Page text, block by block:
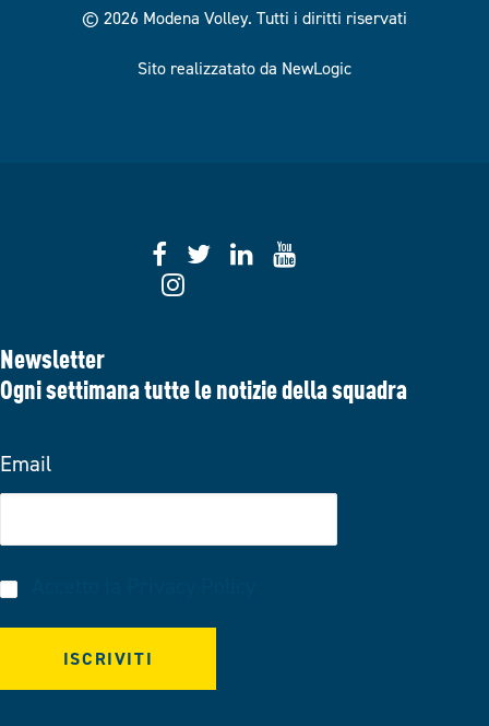
© 2026 Modena Volley. Tutti i diritti riservati
Sito realizzatato da NewLogic
Newsletter
Ogni settimana tutte le notizie della squadra
Email